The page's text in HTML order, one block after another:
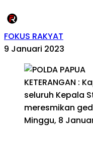
FOKUS RAKYAT
9 Januari 2023
KETERANGAN :
seluruh Kepala
meresmikan
Minggu, 8